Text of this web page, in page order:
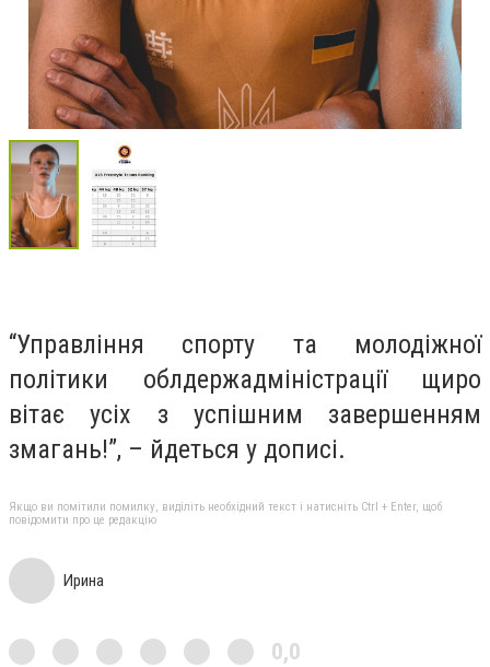
“Управління спорту та молодіжної
політики облдержадміністрації щиро
вітає усіх з успішним завершенням
змагань!”, – йдеться у дописі.
Якщо ви помітили помилку, виділіть необхідний текст і натисніть Ctrl + Enter, щоб
повідомити про це редакцію
Ирина
0,0